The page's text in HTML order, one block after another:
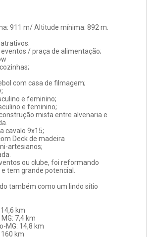
911 m/ Altitude mínima: 892 m.
/ praça de alimentação;
com casa de filmagem;
e feminino;
e feminino;
mista entre alvenaria e
cavalo 9x15;
Deck de madeira
artesianos;
ou clube, foi reformando
tem grande potencial.
também como um lindo sítio
km
7,4 km
MG: 14,8 km
km